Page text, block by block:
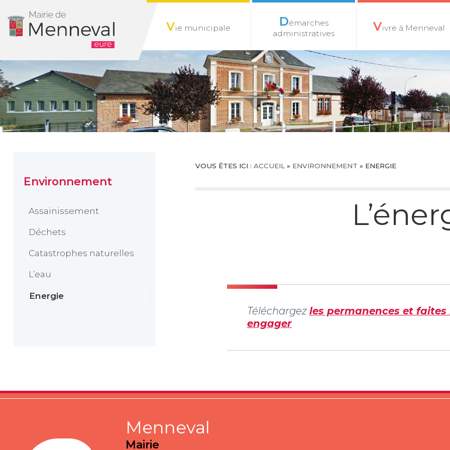
Vie municipale Démarches
administratives
Vivre à Menneval
Environnement
Assainissement
Déchets
Catastrophes naturelles
L’eau
Energie
VOUS ÊTES ICI :ACCUEIL » ENVIRONNEMENT » ENERGIE
Téléchargez les permanences et
engager
Menneval
Mairie